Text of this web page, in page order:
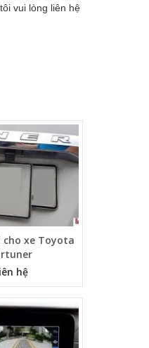
vui lòng liên hệ
cho xe Toyota
hệ